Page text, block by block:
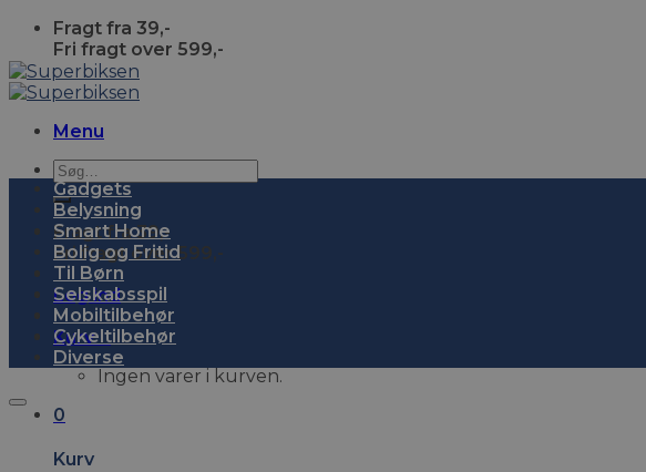
Skip
content
Fragt fra 39,-
Fri fragt over 599,-
Menu
Søg
efter:
Fragt fra 39,-
Fri fragt over 599,-
Log ind
Kurv0
Ingen varer i kurven.
0
Kurv
Gadgets
Belysning
Smart Home
Bolig og Fritid
Til Børn
Selskabsspil
Mobiltilbehør
Cykeltilbehør
Diverse